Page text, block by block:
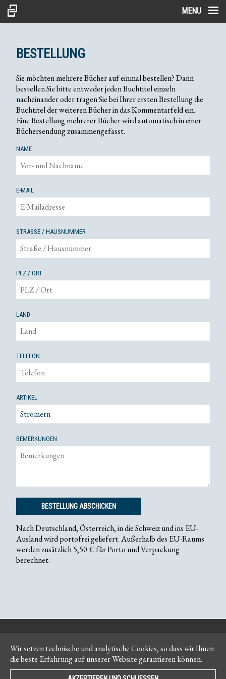
MENU
BESTELLUNG
Sie möchten mehrere Bücher auf einmal bestellen? Dann
bestellen Sie bitte entweder jeden Buchtitel einzeln
nacheinander oder tragen Sie bei Ihrer ersten Bestellung die
Buchtitel der weiteren Bücher in das Kommentarfeld ein.
Eine Bestellung mehrerer Bücher wird automatisch in einer
Büchersendung zusammengefasst.
NAME
E-MAIL
STRASSE / HAUSNUMMER
PLZ / ORT
LAND
TELEFON
ARTIKEL
BEMERKUNGEN
BESTELLUNG ABSCHICKEN
Nach Deutschland, Österreich, in die Schweiz und ins EU-
Ausland wird portofrei geliefert. Außerhalb des EU-Raums
werden zusätzlich 5,50 € für Porto und Verpackung
berechnet.
Wir setzen technische und analytische Cookies, so dass wir Ihnen
die beste Erfahrung auf unserer Website garantieren können.
Kontakt
Newsletter
Impressum
AGB